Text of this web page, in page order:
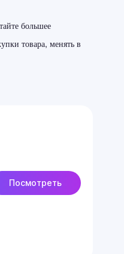
большее
товара, менять в
Посмотреть